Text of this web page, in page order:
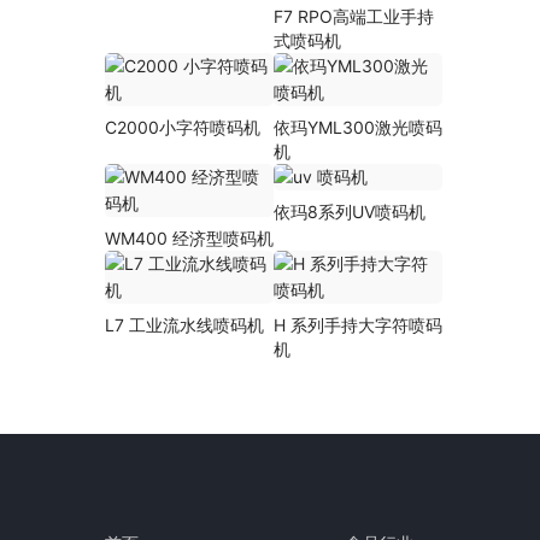
F7 RPO高端工业手持
式喷码机
C2000小字符喷码机
依玛YML300激光喷码
机
WM400 经济型喷码机
依玛8系列UV喷码机
L7 工业流水线喷码机 H 系列手持大字符喷码
机